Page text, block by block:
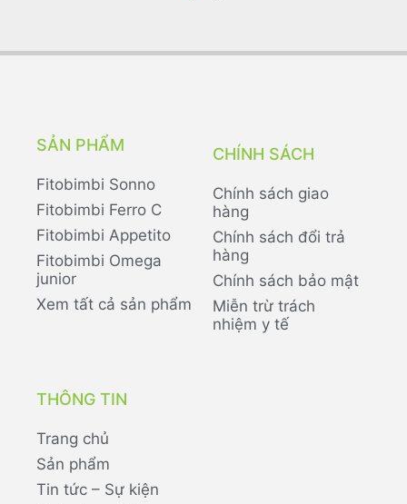
SẢN PHẨM
Fitobimbi Sonno
Fitobimbi Ferro C
Fitobimbi Appetito
Fitobimbi Omega
junior
Xem tất cả sản phẩm
CHÍNH SÁCH
Chính sách giao
hàng
Chính sách đổi trả
hàng
Chính sách bảo mật
Miễn trừ trách
nhiệm y tế
THÔNG TIN
Trang chủ
Sản phẩm
Tin tức – Sự kiện